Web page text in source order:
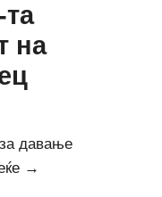
на
давање
→